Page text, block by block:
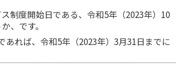
制度開始日である、令和5年（2023年）10
、です。
あれば、令和5年（2023年）3月31日までに